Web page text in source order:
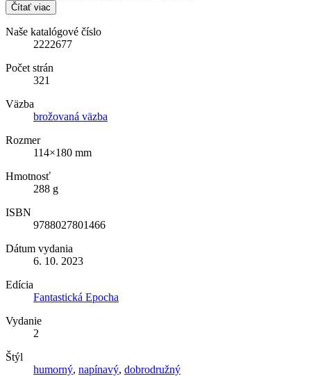
Čítať viac
Naše katalógové číslo
2222677
Počet strán
321
Väzba
brožovaná väzba
Rozmer
114×180 mm
Hmotnosť
288 g
ISBN
9788027801466
Dátum vydania
6. 10. 2023
Edícia
Fantastická Epocha
Vydanie
2
Štýl
humorný, napínavý, dobrodružný